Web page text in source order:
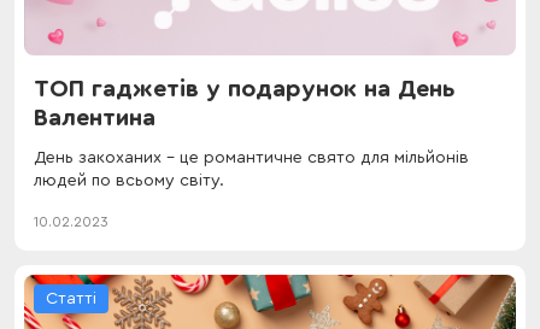
ТОП гаджетів у подарунок на День
Валентина
День закоханих - це романтичне свято для мільйонів
людей по всьому світу.
10.02.2023
Статті